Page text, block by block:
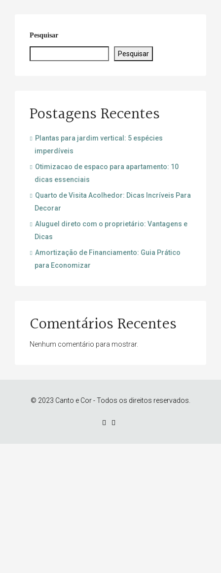
Pesquisar
Pesquisar
Postagens Recentes
Plantas para jardim vertical: 5 espécies
imperdíveis
Otimizacao de espaco para apartamento: 10
dicas essenciais
Quarto de Visita Acolhedor: Dicas Incríveis Para
Decorar
Aluguel direto com o proprietário: Vantagens e
Dicas
Amortização de Financiamento: Guia Prático
para Economizar
Comentários Recentes
Nenhum comentário para mostrar.
© 2023 Canto e Cor - Todos os direitos reservados.